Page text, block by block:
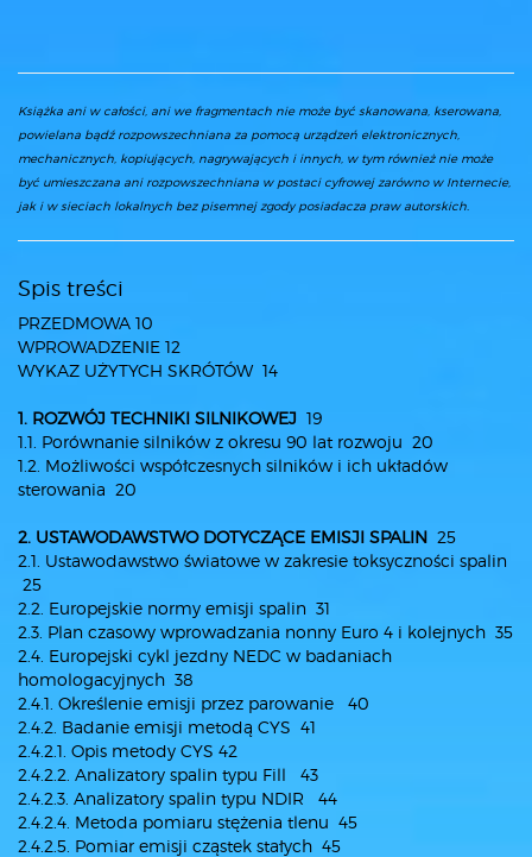
Książka ani w całości, ani we fragmentach nie może być skanowana, kserowana,
powielana bądź rozpowszechniana za pomocą urządzeń elektronicznych,
mechanicznych, kopiujących, nagrywających i innych, w tym również nie może
być umieszczana ani rozpowszechniana w postaci cyfrowej zarówno w Internecie,
jak i w sieciach lokalnych bez pisemnej zgody posiadacza praw autorskich.
Spis treści
PRZEDMOWA 10
WPROWADZENIE 12
WYKAZ UŻYTYCH SKRÓTÓW 14
1. ROZWÓJ TECHNIKI SILNIKOWEJ 19
1.1. Porównanie silników z okresu 90 lat rozwoju 20
1.2. Możliwości współczesnych silników i ich układów
sterowania 20
2. USTAWODAWSTWO DOTYCZĄCE EMISJI SPALIN 25
2.1. Ustawodawstwo światowe w zakresie toksyczności spalin
25
2.2. Europejskie normy emisji spalin 31
2.3. Plan czasowy wprowadzania nonny Euro 4 i kolejnych 35
2.4. Europejski cykl jezdny NEDC w badaniach
homologacyjnych 38
2.4.1. Określenie emisji przez parowanie 40
2.4.2. Badanie emisji metodą CYS 41
2.4.2.1. Opis metody CYS 42
2.4.2.2. Analizatory spalin typu Fill 43
2.4.2.3. Analizatory spalin typu NDIR 44
2.4.2.4. Metoda pomiaru stężenia tlenu 45
2.4.2.5. Pomiar emisji cząstek stałych 45